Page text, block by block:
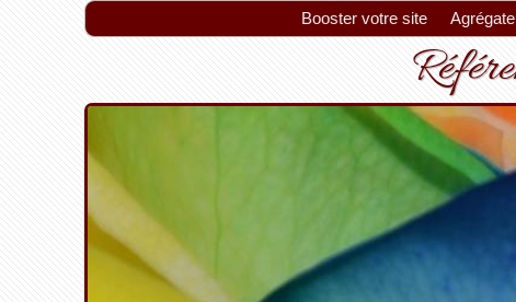
Booster votre site